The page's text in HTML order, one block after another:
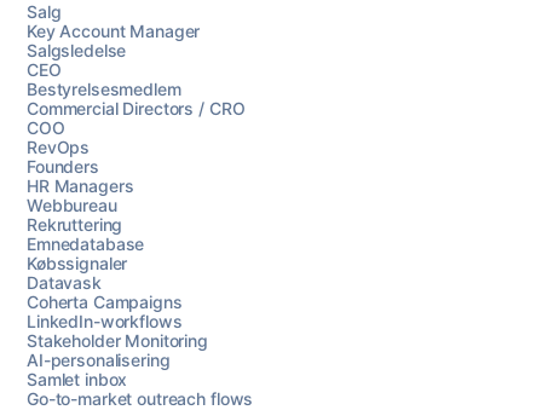
Salg
Key Account Manager
Salgsledelse
CEO
Bestyrelsesmedlem
Commercial Directors / CRO
COO
RevOps
Founders
HR Managers
Webbureau
Rekruttering
Emnedatabase
Købssignaler
Datavask
Coherta Campaigns
LinkedIn-workflows
Stakeholder Monitoring
AI-personalisering
Samlet inbox
Go-to-market outreach flows